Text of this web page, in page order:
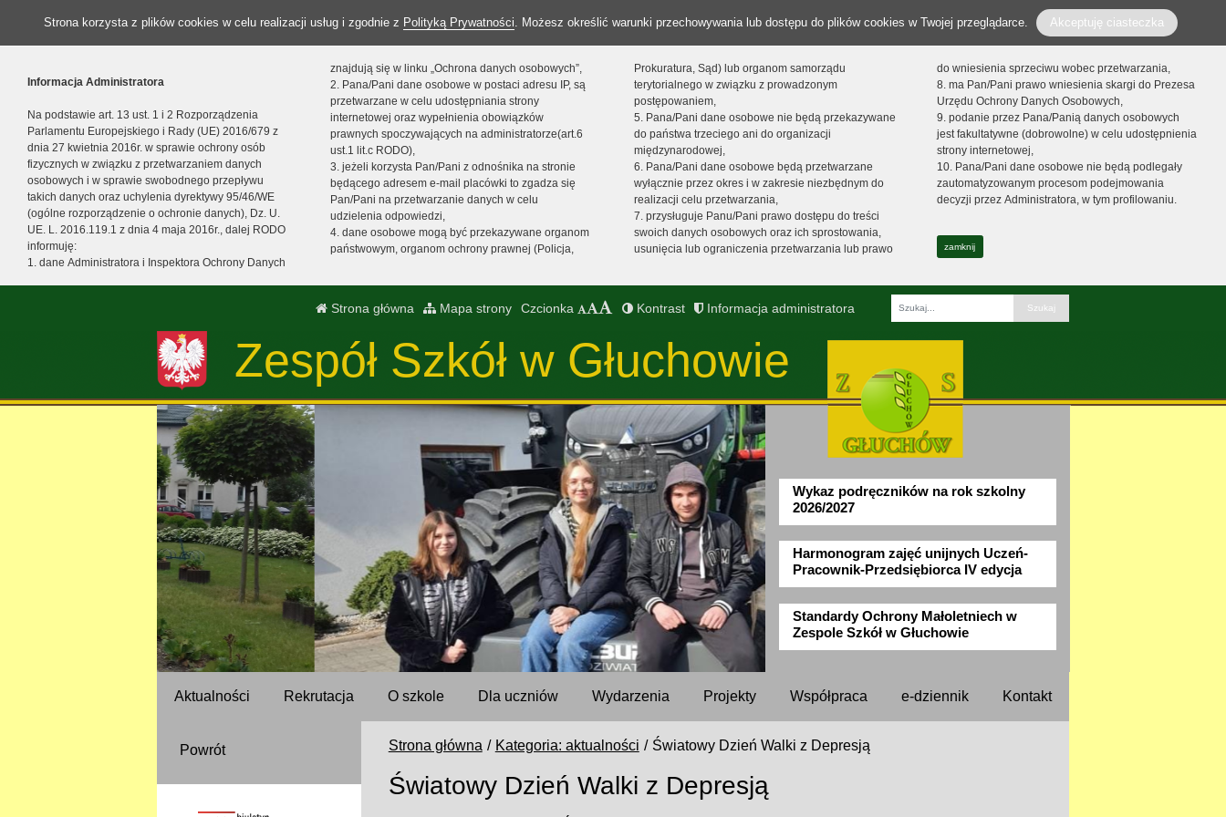
Strona korzysta z plików cookies w celu realizacji usług i zgodnie z Polityką Prywatności. Możesz określić warunki przechowywania lub dostępu do plików cookies w Twojej przeglądarce. Akceptuję ciasteczka
Informacja Administratora
Na podstawie art. 13 ust. 1 i 2 Rozporządzenia
Parlamentu Europejskiego i Rady (UE) 2016/679 z
dnia 27 kwietnia 2016r. w sprawie ochrony osób
fizycznych w związku z przetwarzaniem danych
osobowych i w sprawie swobodnego przepływu
takich danych oraz uchylenia dyrektywy 95/46/WE
(ogólne rozporządzenie o ochronie danych), Dz. U.
UE. L. 2016.119.1 z dnia 4 maja 2016r., dalej RODO
informuję:
1. dane Administratora i Inspektora Ochrony Danych
znajdują się w linku „Ochrona danych osobowych”,
2. Pana/Pani dane osobowe w postaci adresu IP, są
przetwarzane w celu udostępniania strony
internetowej oraz wypełnienia obowiązków
prawnych spoczywających na administratorze(art.6
ust.1 lit.c RODO),
3. jeżeli korzysta Pan/Pani z odnośnika na stronie
będącego adresem e-mail placówki to zgadza się
Pan/Pani na przetwarzanie danych w celu
udzielenia odpowiedzi,
4. dane osobowe mogą być przekazywane organom
państwowym, organom ochrony prawnej (Policja,
Prokuratura, Sąd) lub organom samorządu
terytorialnego w związku z prowadzonym
postępowaniem,
5. Pana/Pani dane osobowe nie będą przekazywane
do państwa trzeciego ani do organizacji
międzynarodowej,
6. Pana/Pani dane osobowe będą przetwarzane
wyłącznie przez okres i w zakresie niezbędnym do
realizacji celu przetwarzania,
7. przysługuje Panu/Pani prawo dostępu do treści
swoich danych osobowych oraz ich sprostowania,
usunięcia lub ograniczenia przetwarzania lub prawo
do wniesienia sprzeciwu wobec przetwarzania,
8. ma Pan/Pani prawo wniesienia skargi do Prezesa
Urzędu Ochrony Danych Osobowych,
9. podanie przez Pana/Panią danych osobowych
jest fakultatywne (dobrowolne) w celu udostępnienia
strony internetowej,
10. Pana/Pani dane osobowe nie będą podlegały
zautomatyzowanym procesom podejmowania
decyzji przez Administratora, w tym profilowaniu.
zamknij
Strona główna Mapa strony Czcionka Kontrast Informacja administratora
Fraza
Zespół Szkół w Głuchowie
Wykaz podręczników na rok szkolny
2026/2027
Harmonogram zajęć unijnych Uczeń-
Pracownik-Przedsiębiorca IV edycja
Standardy Ochrony Małoletniech w
Zespole Szkół w Głuchowie
Aktualności Rekrutacja O szkole Dla uczniów Wydarzenia Projekty Współpraca e-dziennik Kontakt
Strona główna Kategoria: aktualności Światowy Dzień Walki z Depresją
Światowy Dzień Walki z Depresją
Powrót